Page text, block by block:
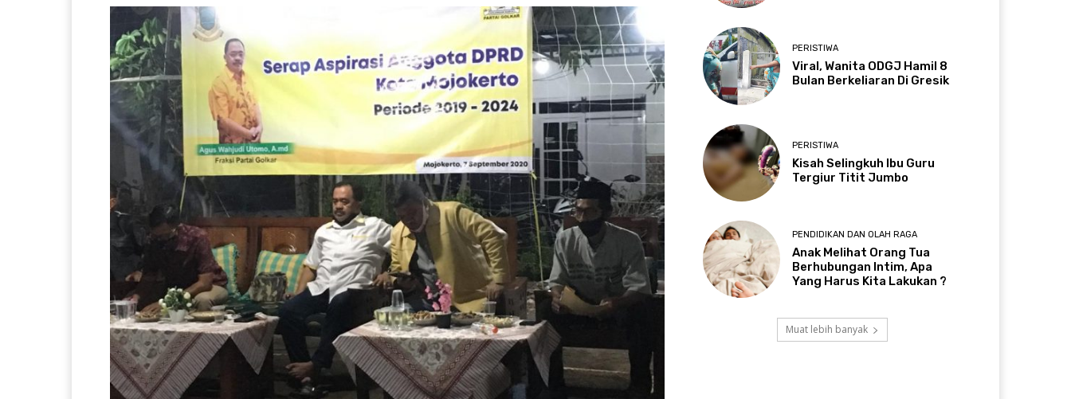
PERISTIWA
Viral, Wanita ODGJ Hamil 8
Bulan Berkeliaran Di Gresik
PERISTIWA
Kisah Selingkuh Ibu Guru
Tergiur Titit Jumbo
PENDIDIKAN DAN OLAH RAGA
Anak Melihat Orang Tua
Berhubungan Intim, Apa
Yang Harus Kita Lakukan ?
Muat lebih banyak